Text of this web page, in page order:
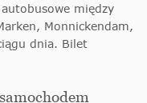
między
Monnickendam,
dnia. Bilet